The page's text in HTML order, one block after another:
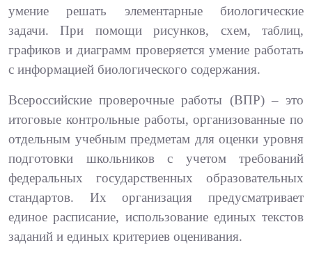
умение решать элементарные биологические
задачи. При помощи рисунков, схем, таблиц,
графиков и диаграмм проверяется умение работать
с информацией биологического содержания.
Всероссийские проверочные работы (ВПР) – это
итоговые контрольные работы, организованные по
отдельным учебным предметам для оценки уровня
подготовки школьников с учетом требований
федеральных государственных образовательных
стандартов. Их организация предусматривает
единое расписание, использование единых текстов
заданий и единых критериев оценивания.